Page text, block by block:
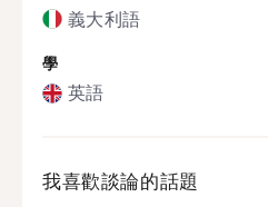
義大利語
學
英語
我喜歡談論的話題